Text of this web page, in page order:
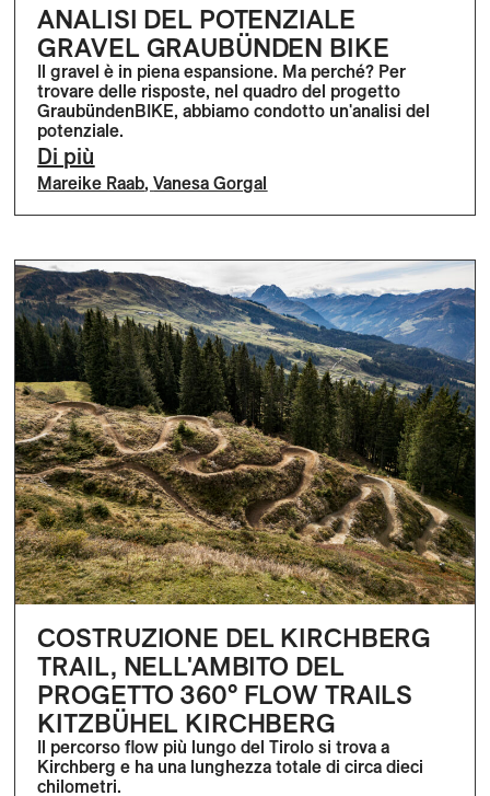
ANALISI DEL POTENZIALE
GRAVEL GRAUBÜNDEN BIKE
Il gravel è in piena espansione. Ma perché? Per
trovare delle risposte, nel quadro del progetto
GraubündenBIKE, abbiamo condotto un'analisi del
potenziale.
Di più
Mareike Raab,Vanesa Gorgal
COSTRUZIONE DEL KIRCHBERG
TRAIL, NELL'AMBITO DEL
PROGETTO 360° FLOW TRAILS
KITZBÜHEL KIRCHBERG
Il percorso flow più lungo del Tirolo si trova a
Kirchberg e ha una lunghezza totale di circa dieci
chilometri.